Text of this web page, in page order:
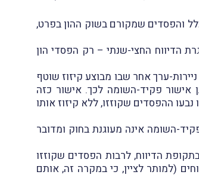
והפסדים שמקורם בשוק ההון בפרט,
המיסים מחודש יולי 2006, ניתן לקזז – במסגרת הדיווח החצי-שנתי – רק הפסדי הון
לקזז הפסדים מניירות-ערך שנוצרו (בתקופה 30.6-1.1) בחשבון ניירות-ערך אחר שבו מבוצע קיזוז שוטף
אישור פקיד-השומה לכך. אישור כזה
ההפסדים שקוזזו, ללא קיזוז אותו
השומה אינה מעוגנת בחוק ומדובר
הדיווח, לרבות הפסדים שקוזזו
(למותר לציין, כי במקרה זה, אותם